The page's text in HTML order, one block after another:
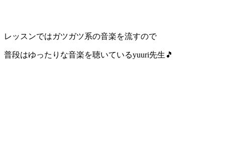
レッスンではガツガツ系の音楽を流すので
普段はゆったりな音楽を聴いているyuuri先生🎵